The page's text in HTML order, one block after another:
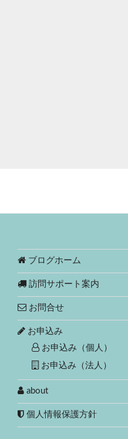
ブログホーム
訪問サポート案内
お問合せ
お申込み
お申込み（個人）
お申込み（法人）
about
個人情報保護方針